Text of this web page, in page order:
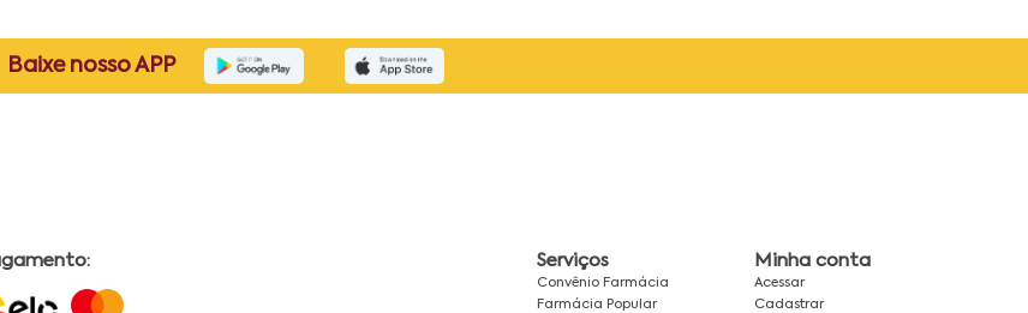
Baixe nosso APP
Serviços
Convênio Farmácia
Farmácia Popular
Minha conta
Acessar
Cadastrar